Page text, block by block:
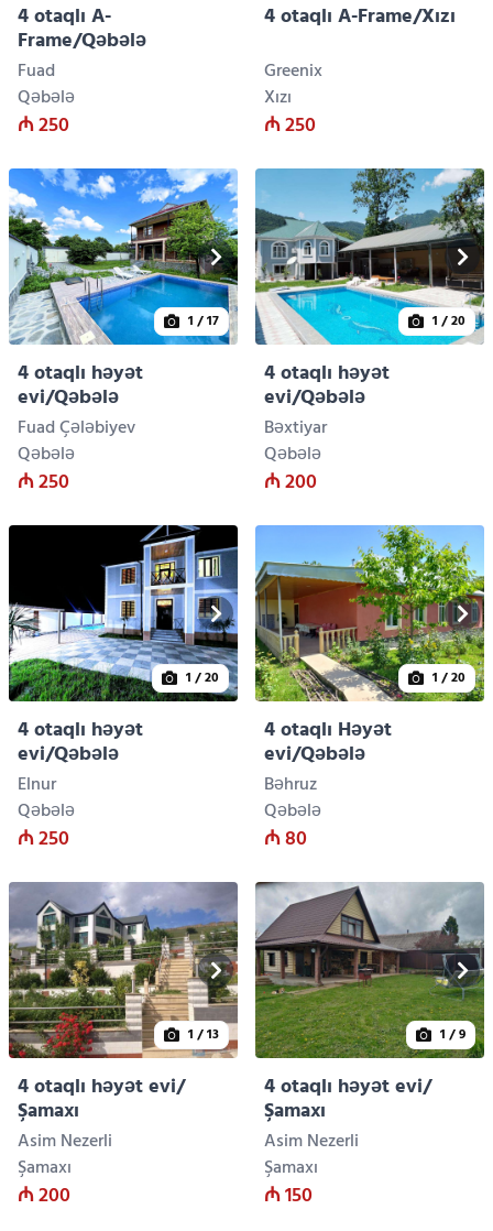
4 otaqlı A-
Frame/Qəbələ
Fuad
Qəbələ
₼ 250
4 otaqlı A-Frame/Xızı
Greenix
Xızı
₼ 250
1 / 17
4 otaqlı həyət
evi/Qəbələ
Fuad Çələbiyev
Qəbələ
₼ 250
1 / 20
4 otaqlı həyət
evi/Qəbələ
Bəxtiyar
Qəbələ
₼ 200
1 / 20
4 otaqlı həyət
evi/Qəbələ
Elnur
Qəbələ
₼ 250
1 / 20
4 otaqlı Həyət
evi/Qəbələ
Bəhruz
Qəbələ
₼ 80
1 / 13
4 otaqlı həyət evi/
Şamaxı
Asim Nezerli
Şamaxı
₼ 200
1 / 9
4 otaqlı həyət evi/
Şamaxı
Asim Nezerli
Şamaxı
₼ 150